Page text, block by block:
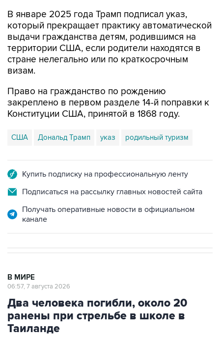
В январе 2025 года Трамп подписал указ,
который прекращает практику автоматической
выдачи гражданства детям, родившимся на
территории США, если родители находятся в
стране нелегально или по краткосрочным
визам.
Право на гражданство по рождению
закреплено в первом разделе 14-й поправки к
Конституции США, принятой в 1868 году.
США Дональд Трамп указ родильный туризм
Купить подписку на профессиональную ленту
Подписаться на рассылку главных новостей сайта
Получать оперативные новости в официальном
канале
В МИРЕ
06:57, 7 августа 2026
Два человека погибли, около 20
ранены при стрельбе в школе в
Таиланде